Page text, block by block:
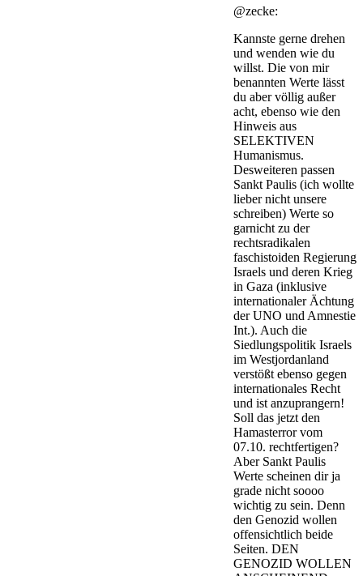
@zecke:
Kannste gerne drehen
und wenden wie du
willst. Die von mir
benannten Werte lässt
du aber völlig außer
acht, ebenso wie den
Hinweis aus
SELEKTIVEN
Humanismus.
Desweiteren passen
Sankt Paulis (ich wollte
lieber nicht unsere
schreiben) Werte so
garnicht zu der
rechtsradikalen
faschistoiden Regierung
Israels und deren Krieg
in Gaza (inklusive
internationaler Ächtung
der UNO und Amnestie
Int.). Auch die
Siedlungspolitik Israels
im Westjordanland
verstößt ebenso gegen
internationales Recht
und ist anzuprangern!
Soll das jetzt den
Hamasterror vom
07.10. rechtfertigen?
Aber Sankt Paulis
Werte scheinen dir ja
grade nicht soooo
wichtig zu sein. Denn
den Genozid wollen
offensichtlich beide
Seiten. DEN
GENOZID WOLLEN